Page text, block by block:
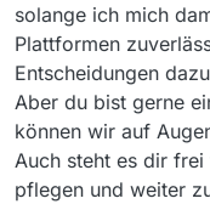
solange ich mich
Plattformen
Entscheidungen
Aber du bist gerne
können wir auf
Auch steht es dir
pflegen und weiter